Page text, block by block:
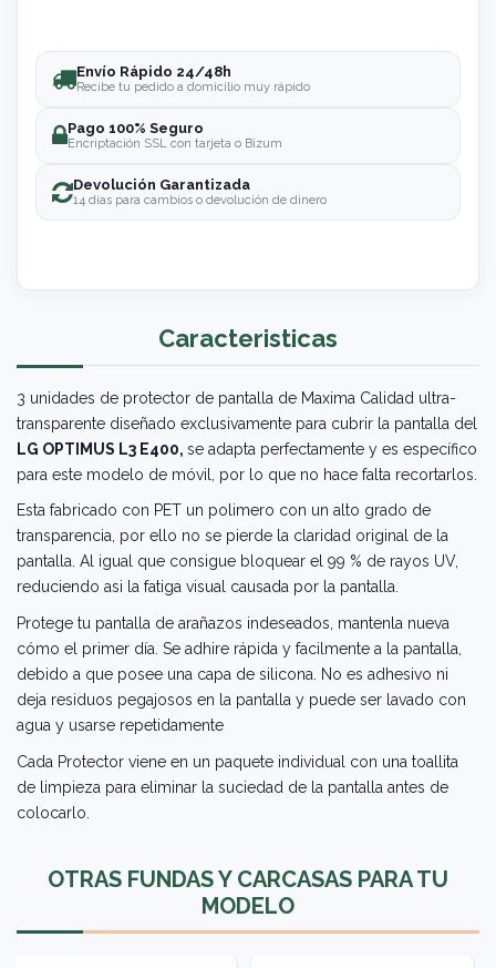
Envío Rápido 24/48h
Recibe tu pedido a domicilio muy rápido
Pago 100% Seguro
Encriptación SSL con tarjeta o Bizum
Devolución Garantizada
14 días para cambios o devolución de dinero
Caracteristicas
3 unidades de protector de pantalla de Maxima Calidad ultra-
transparente diseñado exclusivamente para cubrir la pantalla del
LG OPTIMUS L3 E400, se adapta perfectamente y es específico
para este modelo de móvil, por lo que no hace falta recortarlos.
Esta fabricado con PET un polimero con un alto grado de
transparencia, por ello no se pierde la claridad original de la
pantalla. Al igual que consigue bloquear el 99 % de rayos UV,
reduciendo asi la fatiga visual causada por la pantalla.
Protege tu pantalla de arañazos indeseados, mantenla nueva
cómo el primer día. Se adhire rápida y facilmente a la pantalla,
debido a que posee una capa de silicona. No es adhesivo ni
deja residuos pegajosos en la pantalla y puede ser lavado con
agua y usarse repetidamente
Cada Protector viene en un paquete individual con una toallita
de limpieza para eliminar la suciedad de la pantalla antes de
colocarlo.
OTRAS FUNDAS Y CARCASAS PARA TU
MODELO